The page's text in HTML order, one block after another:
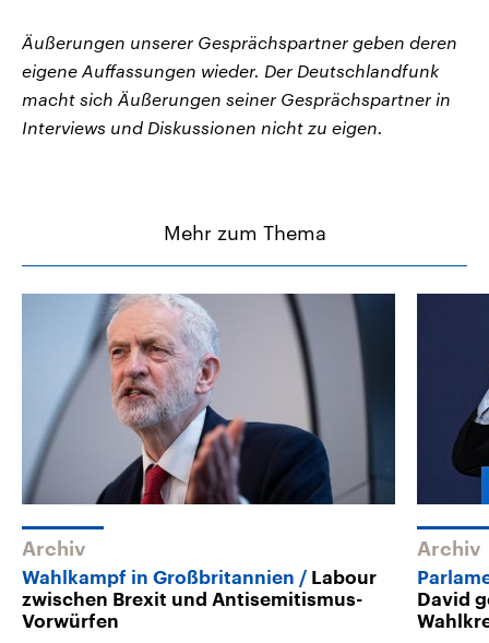
Äußerungen unserer Gesprächspartner geben deren
eigene Auffassungen wieder. Der Deutschlandfunk
macht sich Äußerungen seiner Gesprächspartner in
Interviews und Diskussionen nicht zu eigen.
Mehr zum Thema
Archiv
Wahlkampf in Großbritannien
Labour
zwischen Brexit und Antisemitismus-
Vorwürfen
Archiv
David